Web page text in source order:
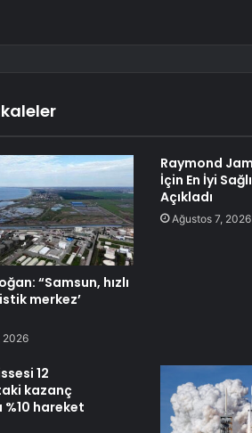
“Samsun, hızlı
merkez’
2026
Raymond
İçin En İyi
Açıkladı
Ağustos 7, 2026
12
kazanç
hareket